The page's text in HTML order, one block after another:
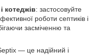
котеджів: застосовуйте
роботи септиків і
засміченню та
— це надійний і